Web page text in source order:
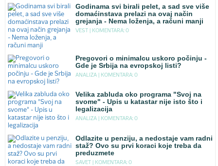
Godinama svi birali pelet, a sad sve više
domaćinstava prelazi na ovaj način
grejanja - Nema loženja, a računi manji
VEST | KOMENTARA: 0
Pregovori o minimalcu uskoro počinju -
Gde je Srbija na evropskoj listi?
ANALIZA | KOMENTARA: 0
Velika zabluda oko programa "Svoj na
svome" - Upis u katastar nije isto što i
legalizacija
ANALIZA | KOMENTARA: 0
Odlazite u penziju, a nedostaje vam radni
staž? Ovo su prvi koraci koje treba da
preduzmete
SAVET | KOMENTARA: 0